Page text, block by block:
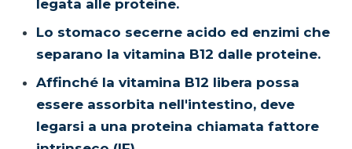
legata alle proteine.
Lo stomaco secerne acido ed enzimi che
separano la vitamina B12 dalle proteine.
Affinché la vitamina B12 libera possa
essere assorbita nell'intestino, deve
legarsi a una proteina chiamata fattore